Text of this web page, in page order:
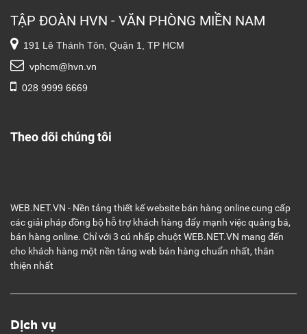
TẬP ĐOÀN HVN - VĂN PHÒNG MIỀN NAM
191 Lê Thánh Tôn, Quận 1, TP HCM
vphcm@hvn.vn
028 9999 6669
Theo dõi chúng tôi
WEB.NET.VN - Nền tảng thiết kế website bán hàng online cung cấp
các giải pháp đồng bộ hỗ trợ khách hàng đẩy mạnh việc quảng bá,
bán hàng online. Chỉ với 3 cú nhấp chuột WEB.NET.VN mang đến
cho khách hàng một nền tảng web bán hàng chuẩn nhất, thân
thiện nhất
Dịch vụ